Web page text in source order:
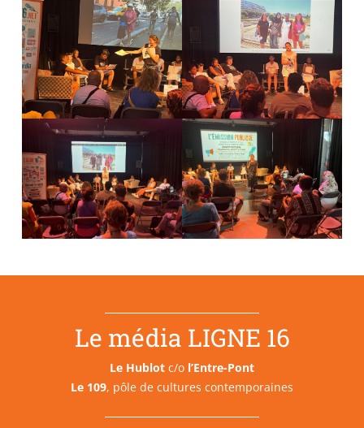
Le média LIGNE 16
Le Hublot c/o l’Entre-Pont
Le 109, pôle de cultures contemporaines